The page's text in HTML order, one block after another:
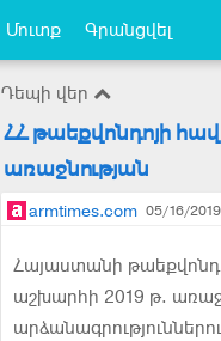
Մուտք Գրանցվել
Դեպի վեր
ՀՀ թաեքվոնդոյի
առաջնության
armtimes.com 05/16/
Հայաստանի
աշխարհի 2019 թ.